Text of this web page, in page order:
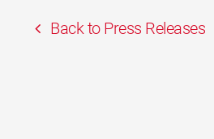
Back to Press Releases